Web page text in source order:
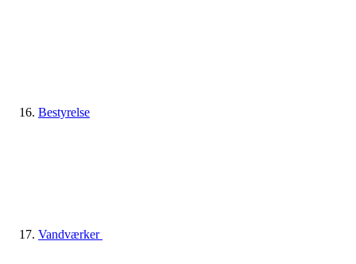
Bestyrelse
Vandværker